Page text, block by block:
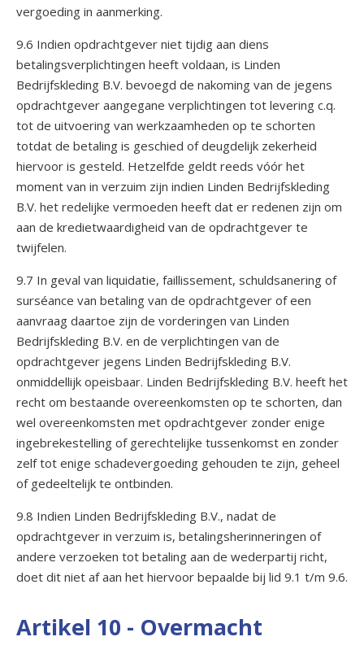
vergoeding in aanmerking.
9.6 Indien opdrachtgever niet tijdig aan diens
betalingsverplichtingen heeft voldaan, is Linden
Bedrijfskleding B.V. bevoegd de nakoming van de jegens
opdrachtgever aangegane verplichtingen tot levering c.q.
tot de uitvoering van werkzaamheden op te schorten
totdat de betaling is geschied of deugdelijk zekerheid
hiervoor is gesteld. Hetzelfde geldt reeds vóór het
moment van in verzuim zijn indien Linden Bedrijfskleding
B.V. het redelijke vermoeden heeft dat er redenen zijn om
aan de kredietwaardigheid van de opdrachtgever te
twijfelen.
9.7 In geval van liquidatie, faillissement, schuldsanering of
surséance van betaling van de opdrachtgever of een
aanvraag daartoe zijn de vorderingen van Linden
Bedrijfskleding B.V. en de verplichtingen van de
opdrachtgever jegens Linden Bedrijfskleding B.V.
onmiddellijk opeisbaar. Linden Bedrijfskleding B.V. heeft het
recht om bestaande overeenkomsten op te schorten, dan
wel overeenkomsten met opdrachtgever zonder enige
ingebrekestelling of gerechtelijke tussenkomst en zonder
zelf tot enige schadevergoeding gehouden te zijn, geheel
of gedeeltelijk te ontbinden.
9.8 Indien Linden Bedrijfskleding B.V., nadat de
opdrachtgever in verzuim is, betalingsherinneringen of
andere verzoeken tot betaling aan de wederpartij richt,
doet dit niet af aan het hiervoor bepaalde bij lid 9.1 t/m 9.6.
Artikel 10 - Overmacht